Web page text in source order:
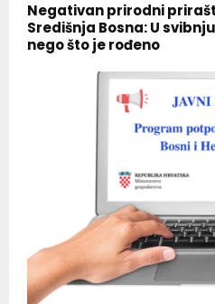
Negativan prirodni
Središnja Bosna: U
nego što je rođeno